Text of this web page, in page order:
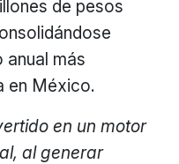
de pesos
más
en México.
en un motor
al generar